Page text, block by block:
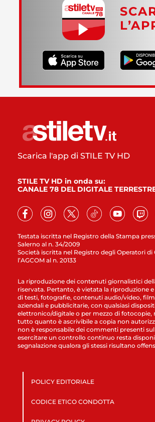
Testata iscritta nel Registro della Stampa
Salerno al n. 34/2009
Società iscritta nel Registro degli Operatori di
l’AGCOM al n. 20133
Scarica l'app di STILE TV HD
STILE TV HD in onda su:
CANALE 78 DEL DIGITALE
La riproduzione dei contenuti giornalistici
riservata. Pertanto, è vietata la riproduzione e
di testi, fotografie, contenuti audio/video,
aziendali e pubblicitarie, con qualsiasi
elettronico/digitale o per mezzo di fotocopie,
tutto quanto è ascrivibile a copia non
non è responsabile dei commenti presenti
esercitare un controllo continuo resta
segnalazione qualora gli stessi risultano
POLICY EDITORIALE
CODICE ETICO CONDOTTA